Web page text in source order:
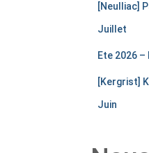
[Neulliac]
Juillet
Ete 2026
[Kergrist]
Juin